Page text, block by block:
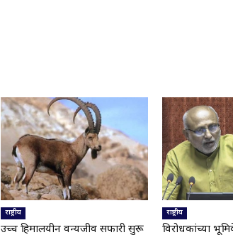
राष्ट्रीय
उच्च हिमालयीन वन्यजीव सफारी सुरू
राष्ट्रीय
विरोधकांच्या